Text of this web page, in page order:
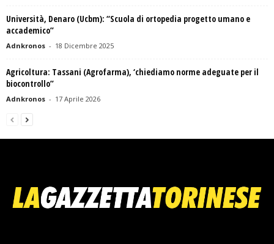
Università, Denaro (Ucbm): “Scuola di ortopedia progetto umano e
accademico”
Adnkronos - 18 Dicembre 2025
Agricoltura: Tassani (Agrofarma), ‘chiediamo norme adeguate per il
biocontrollo”
Adnkronos - 17 Aprile 2026